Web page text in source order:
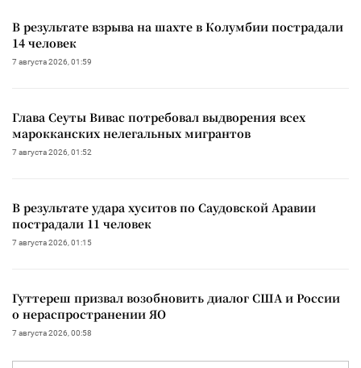
В результате взрыва на шахте в Колумбии пострадали
14 человек
7 августа 2026, 01:59
Глава Сеуты Вивас потребовал выдворения всех
марокканских нелегальных мигрантов
7 августа 2026, 01:52
В результате удара хуситов по Саудовской Аравии
пострадали 11 человек
7 августа 2026, 01:15
Гуттереш призвал возобновить диалог США и России
о нераспространении ЯО
7 августа 2026, 00:58